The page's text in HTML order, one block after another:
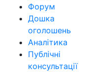
Форум
Дошка
оголошень
Аналітика
Публічні
консультації